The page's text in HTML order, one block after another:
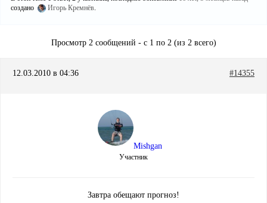
создано
Игорь Кремнёв.
Просмотр 2 сообщений - с 1 по 2 (из 2 всего)
12.03.2010 в 04:36 #14355
Mishgan
Участник
Завтра обещают прогноз!